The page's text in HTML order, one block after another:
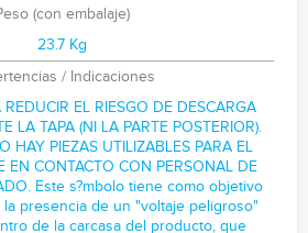
(con embalaje)
23.7 Kg
/ Indicaciones
seg?n el pa?s): -- Si se encuentra instalada una antena exterior, respete las indicaciones que aparecen a continuaci?n. El sistema de antena exterior no debe estar ubicado cerca de un tendido el?ctrico u otros circuitos de alimentaci?n o de luz el?ctrica ya que si entran en contacto se puede producir la muerte o lesiones severas. ?? No toque este aparato o la antena durante una tormenta el?ctrica. Podr?a electrocutarse. ?? Aseg?rese de que el cable de alimentaci?n est? conectado de forma segura al televisor y al enchufe de pared o, de lo contrario, el enchufe y la toma de corriente pueden resultar da?ados y, en casos extremos, se puede producir un incendio. ?? No inserte objetos met?licos o inflamables dentro del producto. Si se cae un objeto extra?o dentro del producto, desconecte el cable de alimentaci?n y comun?quese con el departamento de atenci?n al cliente. ?? No toque el extremo del cable de alimentaci?n mientras se encuentra conectado. Podr?a electrocutarse. ?? En cualquiera de las siguientes circunstancias, desconecte el producto de inmediato y comun?quese con el servicio de atenci?n al cliente correspondiente. -- Se ha da?ado el producto. -- Si se introduce agua u otra sustancia dentro del producto (como un adaptador de CA, cable de alimentaci?n o el televisor). -- Si huele humo o alg?n otro olor que provenga del televisor. -- Cuando haya tormentas el?ctricas o no se utilice por periodos de tiempo prolongados. Aun cuando el televisor se apague mediante el control remoto o el bot?n, la fuente de alimentaci?n de CA est? conectada a la unidad si no est? desconectada del enchufe. No utilice equipos el?ctricos de alto voltaje cerca del televisor (por ejemplo, un sistema de control el?ctrico de insectos). Esto podr?a provocar un funcionamiento incorrecto. ?? No intente modificar este producto de ninguna manera sin la autorizaci?n escrita de LG Electronics. Podr?a producirse un incendio accidental o una descarga el?ctrica. Comun?quese con el servicio de atenci?n al cliente correspondiente si necesita repararlo o necesita soporte t?cnico. La modificaci?n no autorizada podr?a anular el derecho del usuario a operar este producto. ?? Utilice solo anexos/accesorios aprobados por LG Electronics. De lo contrario, podr?a producirse un incendio, una descarga el?ctrica, mal funcionamiento o da?o al producto. ?? No desmonte nunca el adaptador de CA ni el cable de alimentaci?n. Esto podr?a provocar incendios o descargas el?ctricas. ?? Manipule el adaptador con cuidado para evitar que se caiga o se golpee. Cualquier impacto podr?a da?ar el adaptador. ?? Para reducir el riesgo de incendio o descarga el?ctrica, no toque el televisor con las manos h?medas. Si las clavijas del cable de alimentaci?n est?n h?medas o cubiertas de polvo, s?quelas por completo o qu?teles el polvo. ?? Bater?as -- Almacene los accesorios (bater?a, etc.) en un lugar seguro fuera del alcance de los ni?os. -- No provoque un cortocircuito, desmonte o permita que las bater?as se recalienten. No arroje las bater?as en el fuego. Evite exponer las pilas a altas temperaturas. -- Precauci?n: Riesgo de incendio o explosi?n si la bater?a se cambia por otra de un tipo incorrecto. ?? Traslados -- Cuando lo traslade, compruebe que el producto est? apagado y que ha desconectado todos los cables. Debido a su tama?o, podr?an ser necesarias 2 o m?s personas para transportar el televisor. No presione ni coloque objetos pesados en el panel frontal del televisor. Si lo hace, esto podr?a da?ar el producto, provocar un incendio o una lesi?n. ?? Mantenga el material antihumedad del paquete y el embalaje de vinilo fuera del alcance de los ni?os. ?? No deje que el producto sufra impactos o que caigan objetos dentro de ?l y no deje caer nada sobre la pantalla. ?? No presione con fuerza en el panel con la mano o con un objeto afilado, como una u?a, un l?piz o un bol?grafo, ni haga rayas sobre ?l. Esto puede da?ar la pantalla. ?? Limpieza -- Cuando lo limpie, desconecte el cable de alimentaci?n y l?mpielo suavemente con un pa?o suave/seco. No roc?e agua u otros l?quidos directamente sobre el televisor. Nunca utilice limpiacristales, ambientadores, insecticidas, lubricantes, ceras (para coche, industriales), limpiadores abrasivos, disolventes, benceno, alcohol, etc., ya que pueden da?ar el producto y el panel. Si lo hace, esto podr?a producir una descarga el?ctrica o da?ar el producto. Elevaci?n y desplazamiento de la TV Antes de levantar o mover la TV, lea la informaci?n siguiente para evitar ara?ar o da?ar la TV y transportarla de manera segura, independientemente del tipo y tama?o de que se trate. ?? Se recomienda mover la TV en el interior de la caja o envuelta en su material de embalaje original. ?? Antes de levantar o mover la TV, desenchufe el cable de alimentaci?n y los dem?s cables. ?? Al sostener la TV, la pantalla deber?a orientarse hacia el lado contrario al que se encuentra usted para evitar da?arla. ?? Sujete con firmeza la parte superior e inferior del marco de la TV. Aseg?rese de no sujetar la TV por la zona transparente, la zona del altavoz o la zona de la rejilla del altavoz. ?? Para transportar una TV grande, se necesitan como m?nimo dos personas. ?? Al transportar la TV, no la exponga a sacudidas ni a vibraciones excesivas. ?? Cuando transporte la TV, mant?ngala en vertical, nunca la gire hacia uno de sus lados ni la incline hacia la izquierda o la derecha. ?? No aplique demasiada presi?n sobre la sobre la estructura del marco porque podr?a doblarse o deformarse y da?ar la pantalla. ?? Al manipular la TV, aseg?rese de no da?ar los botones que sobresalen. ?? Procure en todo momento no tocar la pantalla, ya que podr?a da?arla. ?? Para instalar el soporte en la TV, coloque la pantalla mirando hacia abajo sobre una mesa o una superficie plana amortiguadas para evitar que se raye la pantalla. Montaje en la mesa 1 Levante la TV e incl?nela hasta la posici?n vertical sobre una mesa. ? Deje un espacio de 10 cm (como m?nimo) con respecto a la pared para permitir una ventilaci?n adecuada. 2 Enchufe el cable de alimentaci?n a una toma de pared. ?? No aplique sustancias extra?as (aceites, lubricantes, etc.) en las piezas con tornillos al montar el producto. (Si lo hace, puede da?ar el producto.) ?? Para garantizar la seguridad y la vida ?til del producto, no utilice elementos no aprobados. ?? Los da?os o lesiones causados por el uso de elementos no aprobados no est?n cubiertos por la garant?a. ?? Si instala la TV en un soporte, es necesario que tome medidas para evitar que el producto vuelque. De